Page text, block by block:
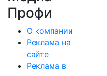
Профи
О компании
Реклама на
сайте
Реклама в